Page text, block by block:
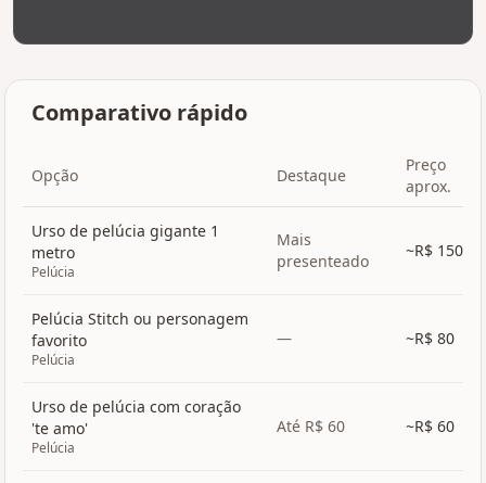
Comparativo rápido
Opção Destaque
Preço
aprox.
Urso de pelúcia gigante 1
metro
Pelúcia
Mais
presenteado
~R$ 150
Pelúcia Stitch ou personagem
favorito
Pelúcia
— ~R$ 80
Urso de pelúcia com coração
'te amo'
Pelúcia
Até R$ 60 ~R$ 60